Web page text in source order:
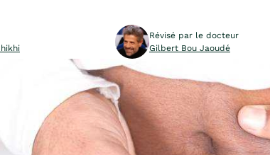
Révisé par le docteur
Gilbert Bou Jaoudé